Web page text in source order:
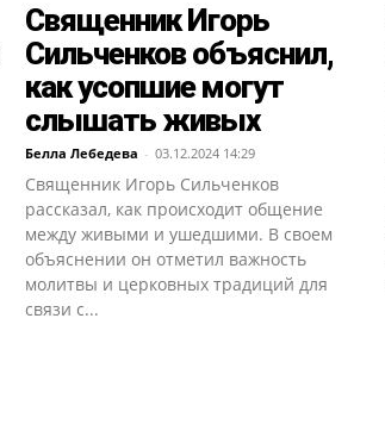
Священник Игорь
Сильченков объяснил,
как усопшие могут
слышать живых
Белла Лебедева - 03.12.2024 14:29
Священник Игорь Сильченков
рассказал, как происходит общение
между живыми и ушедшими. В своем
объяснении он отметил важность
молитвы и церковных традиций для
связи с...